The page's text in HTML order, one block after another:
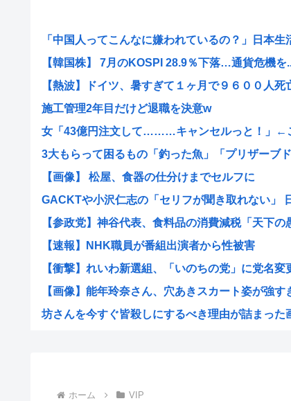
「中国人ってこんなに嫌われているの？」日本生
【韓国株】 7月のKOSPI 28.9％下落…通貨危機を
【熱波】ドイツ、暑すぎて１ヶ月で９６００人死
施工管理2年目だけど退職を決意w
女「43億円注文して………キャンセルっと！」←
3大もらって困るもの「釣った魚」「プリザーブド
【画像】 松屋、食器の仕分けまでセルフに
GACKTや小沢仁志の「セリフが聞き取れない」
【参政党】神谷代表、食料品の消費減税「天下の
【速報】NHK職員が番組出演者から性被害
【衝撃】れいわ新選組、「いのちの党」に党名
【画像】能年玲奈さん、穴あきスカート姿が強す
坊さんを今すぐ皆殺しにするべき理由が詰まった
ホーム VIP